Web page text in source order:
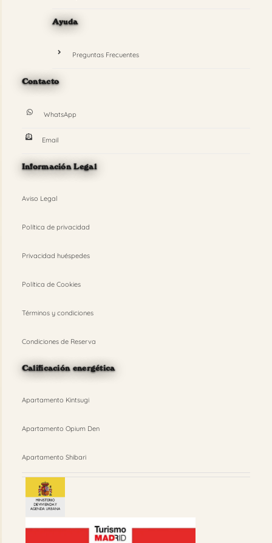
Ayuda
Preguntas Frecuentes
Contacto
WhatsApp
Email
Información Legal
Aviso Legal
Política de privacidad
Privacidad huéspedes
Política de Cookies
Términos y condiciones
Condiciones de Reserva
Calificación energética
Apartamento Kintsugi
Apartamento Opium Den
Apartamento Shibari